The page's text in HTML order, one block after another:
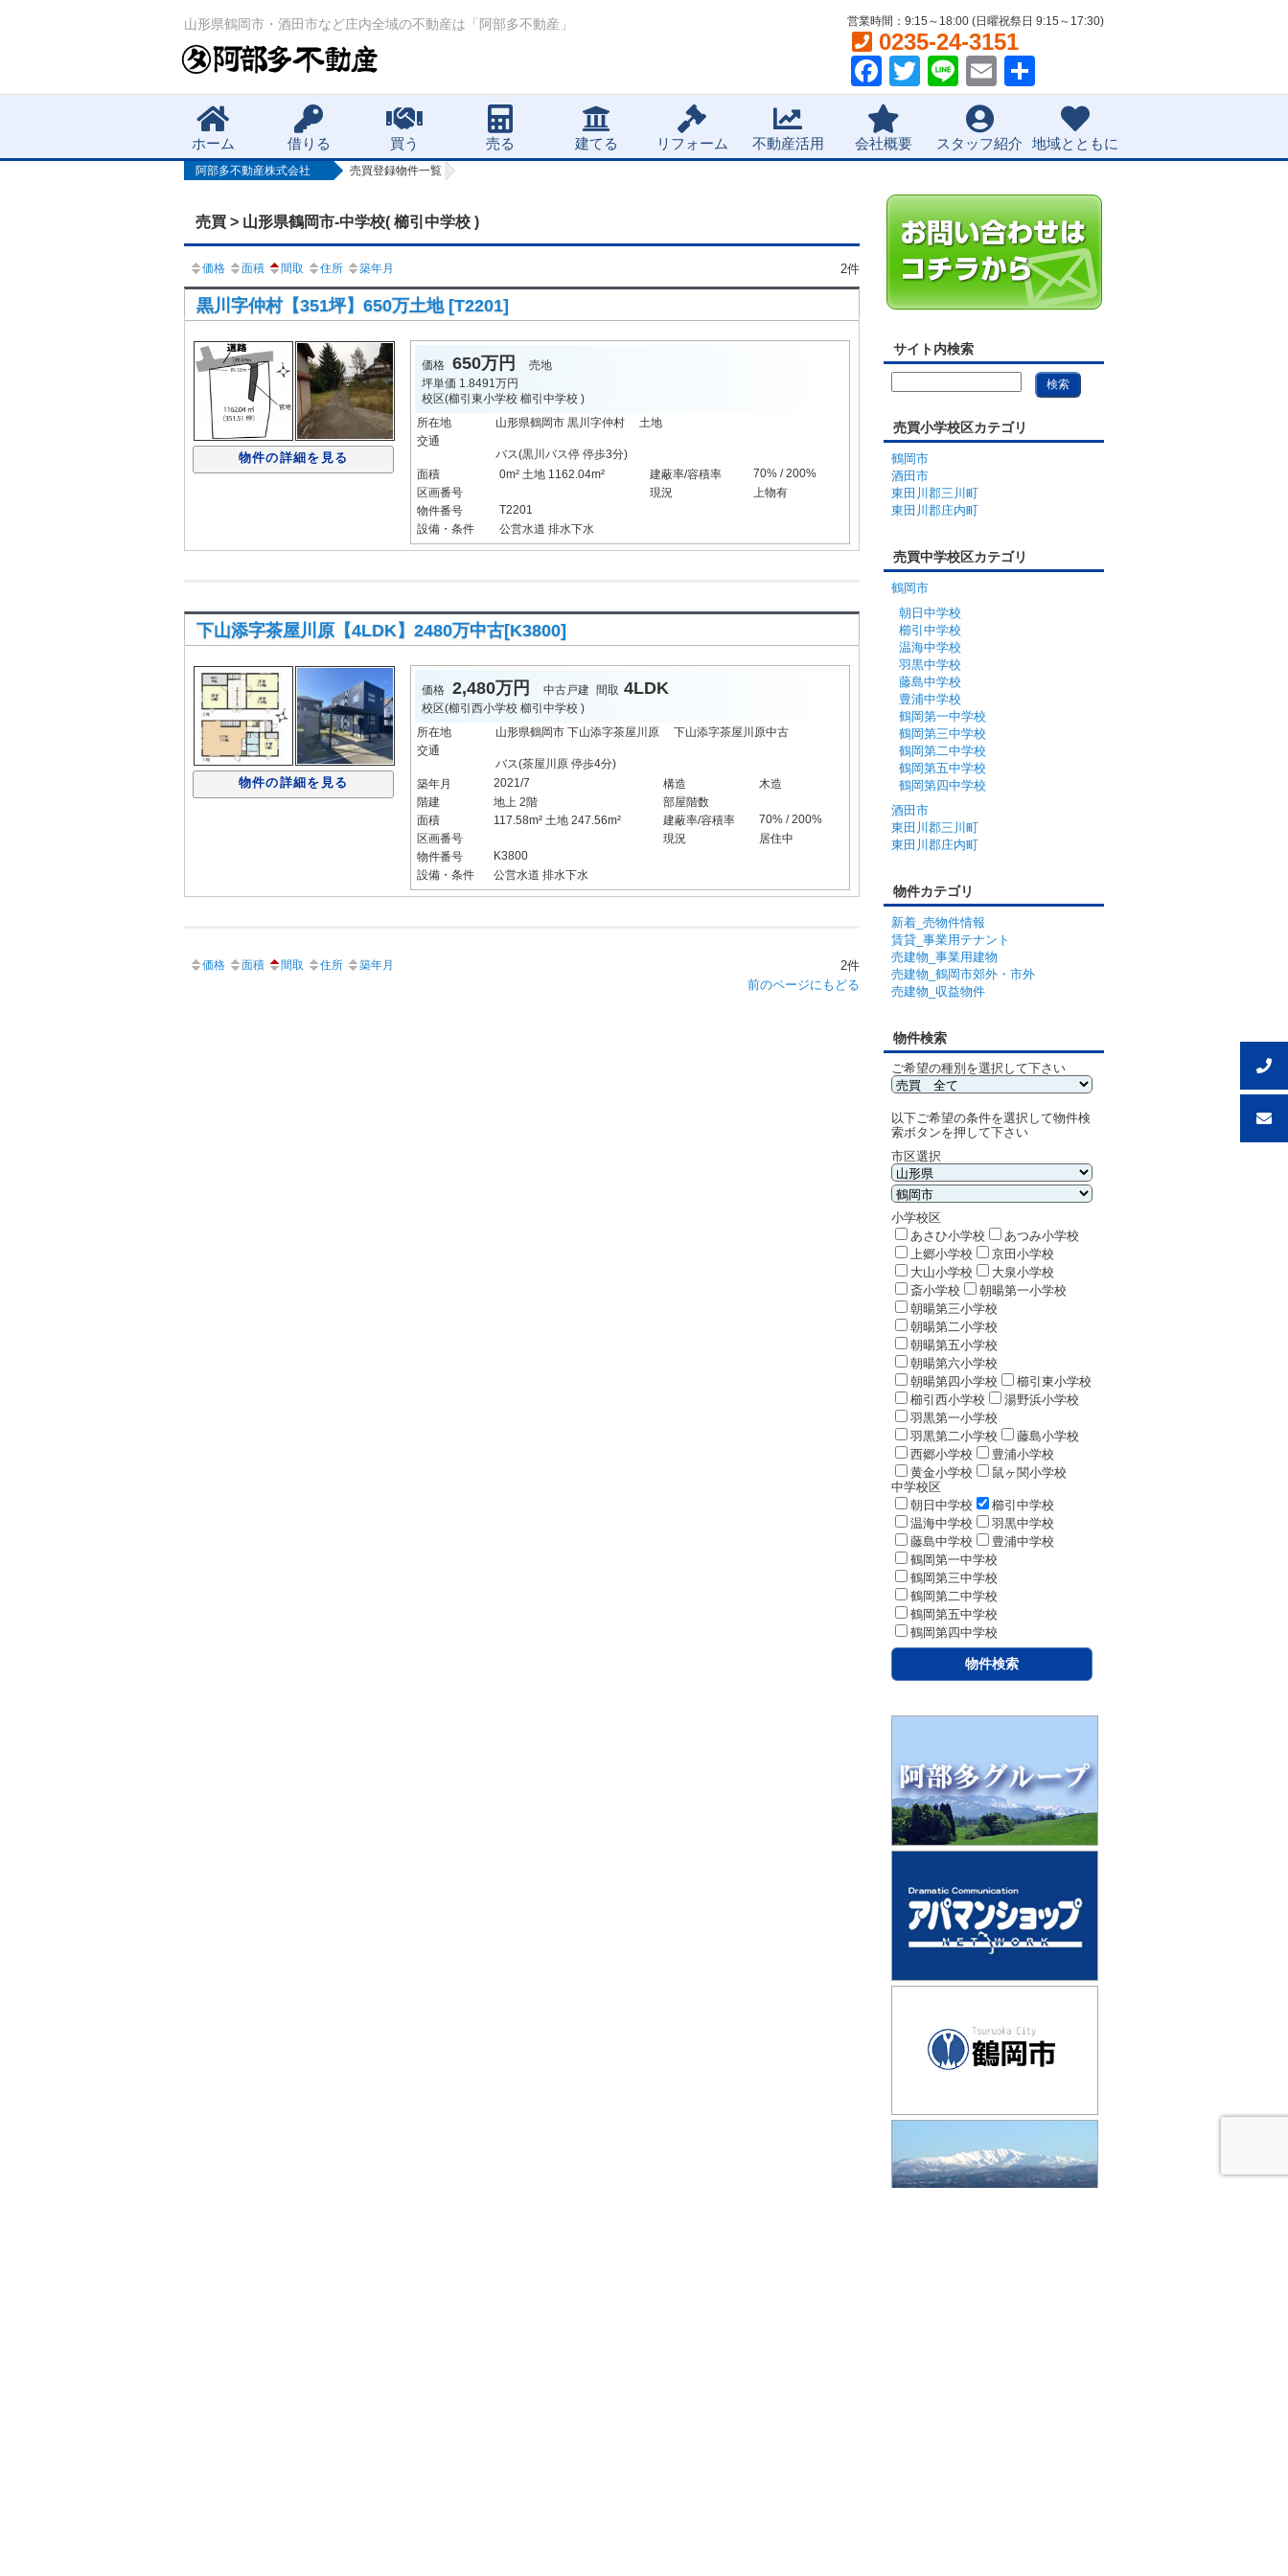
山形県鶴岡市・酒田市など庄内全域の不動産は「阿部多不動産」 営業時間：9:15～18:00 (日曜祝祭日 9:15～17:30)
0235-24-3151
Facebook
TwitterLineEmail
有
Main menu
ホーム 借りる 買う 売る 建てる リフォーム 不動産活用 会社概要 スタッフ紹介 地域とともに
阿部多不動産株式会社 売買登録物件一覧
売買 > 山形県鶴岡市-中学校( 櫛引中学校 )
価格 面積 間取 住所 築年月 2件
黒川字仲村【351坪】650万土地 [T2201]
物件の詳細を見る
価格 650万円
売地
坪単価 1.8491万円
校区(櫛引東小学校 櫛引中学校)
所在地
山形県鶴岡市 黒川字仲村 土地
交通
バス(黒川バス停 停歩3分)
面積
0m² 土地 1162.04m² 建蔽率/容積率
70% / 200%
区画番号
現況
上物有
物件番号
T2201
設備・条件
公営水道 排水下水
下山添字茶屋川原【4LDK】2480万中古[K3800]
物件の詳細を見る
価格 2,480万円 中古戸建 間取 4LDK
校区(櫛引西小学校 櫛引中学校)
所在地
山形県鶴岡市 下山添字茶屋川原 下山添字茶屋川原中古
交通
バス(茶屋川原 停歩4分)
築年月
2021/7 構造
木造
階建
地上 2階
部屋階数
面積
117.58m² 土地 247.56m² 建蔽率/容積率
70% / 200%
区画番号
現況
居住中
物件番号
K3800
設備・条件
公営水道 排水下水
価格 面積 間取 住所 築年月
2件
前のページにもどる
サイト内検索
売買小学校区カテゴリ
鶴岡市
酒田市
東田川郡三川町
東田川郡庄内町
売買中学校区カテゴリ
鶴岡市
朝日中学校
櫛引中学校
温海中学校
羽黒中学校
藤島中学校
豊浦中学校
鶴岡第一中学校
鶴岡第三中学校
鶴岡第二中学校
鶴岡第五中学校
鶴岡第四中学校
酒田市
東田川郡三川町
東田川郡庄内町
物件カテゴリ
新着_売物件情報
賃貸_事業用テナント
売建物_事業用建物
売建物_鶴岡市郊外・市外
売建物_収益物件
物件検索
ご希望の種別を選択して下さい
以下ご希望の条件を選択して物件検
索ボタンを押して下さい
市区選択
小学校区
あさひ小学校
あつみ小学校
上郷小学校
京田小学校
大山小学校
大泉小学校
斎小学校
朝暘第一小学校
朝暘第三小学校
朝暘第二小学校
朝暘第五小学校
朝暘第六小学校
朝暘第四小学校
櫛引東小学校
櫛引西小学校
湯野浜小学校
羽黒第一小学校
羽黒第二小学校
藤島小学校
西郷小学校
豊浦小学校
黄金小学校
鼠ヶ関小学校
中学校区
朝日中学校
櫛引中学校
温海中学校
羽黒中学校
藤島中学校
豊浦中学校
鶴岡第一中学校
鶴岡第三中学校
鶴岡第二中学校
鶴岡第五中学校
鶴岡第四中学校